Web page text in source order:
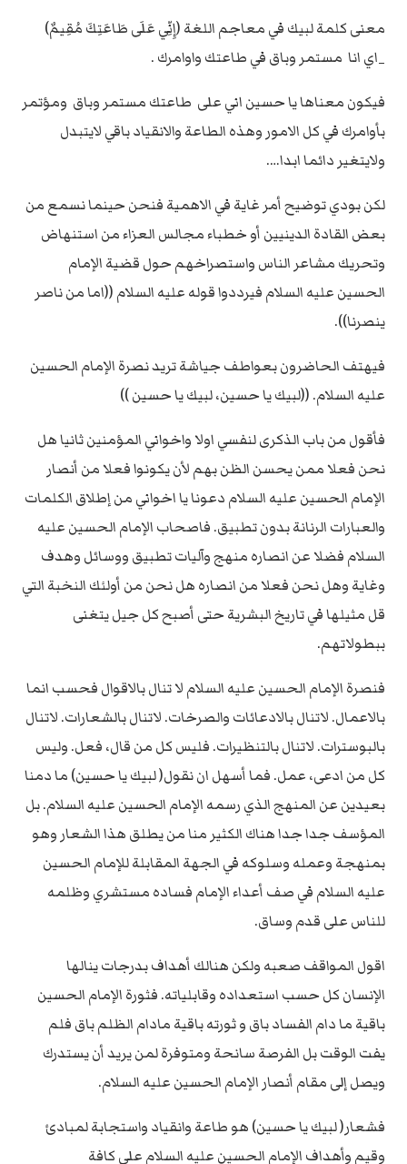
معنى كلمة لبيك في معاجم اللغة (إِنِّي عَلَى طَاعَتِكَ مُقِيمٌ)
_اي انا مستمر وباق في طاعتك واوامرك .
فيكون معناها يا حسين اني على طاعتك مستمر وباق ومؤتمر
بأوامرك في كل الامور وهذه الطاعة والانقياد باقي لايتبدل
ولايتغير دائما ابدا….
لكن بودي توضيح أمر غاية في الاهمية فنحن حينما نسمع من
بعض القادة الدينيين أو خطباء مجالس العزاء من استنهاض
وتحريك مشاعر الناس واستصراخهم حول قضية الإمام
الحسين عليه السلام فيرددوا قوله عليه السلام ((اما من ناصر
ينصرنا)).
فيهتف الحاضرون بعواطف جياشة تريد نصرة الإمام الحسين
عليه السلام. ((لبيك يا حسين، لبيك يا حسين ))
فأقول من باب الذكرى لنفسي اولا واخواني المؤمنين ثانيا هل
نحن فعلا ممن يحسن الظن بهم لأن يكونوا فعلا من أنصار
الإمام الحسين عليه السلام دعونا يا اخواني من إطلاق الكلمات
والعبارات الرنانة بدون تطبيق. فاصحاب الإمام الحسين عليه
السلام فضلا عن انصاره منهج وآليات تطبيق ووسائل وهدف
وغاية وهل نحن فعلا من انصاره هل نحن من أولئك النخبة التي
قل مثيلها في تاريخ البشرية حتى أصبح كل جيل يتغنى
ببطولاتهم.
فنصرة الإمام الحسين عليه السلام لا تنال بالاقوال فحسب انما
بالاعمال. لاتنال بالادعائات والصرخات. لاتنال بالشعارات. لاتنال
بالبوسترات. لاتنال بالتنظيرات. فليس كل من قال، فعل. وليس
كل من ادعى، عمل. فما أسهل ان نقول( لبيك يا حسين) ما دمنا
بعيدين عن المنهج الذي رسمه الإمام الحسين عليه السلام. بل
المؤسف جدا جدا هناك الكثير منا من يطلق هذا الشعار وهو
بمنهجة وعمله وسلوكه في الجهة المقابلة للإمام الحسين
عليه السلام في صف أعداء الإمام فساده مستشري وظلمه
للناس على قدم وساق.
اقول المواقف صعبه ولكن هنالك أهداف بدرجات ينالها
الإنسان كل حسب استعداده وقابلياته. فثورة الإمام الحسين
باقية ما دام الفساد باق و ثورته باقية مادام الظلم باق فلم
يفت الوقت بل الفرصة سانحة ومتوفرة لمن يريد أن يستدرك
ويصل إلى مقام أنصار الإمام الحسين عليه السلام.
فشعار( لبيك يا حسين) هو طاعة وانقياد واستجابة لمبادئ
وقيم وأهداف الإمام الحسين عليه السلام على كافة